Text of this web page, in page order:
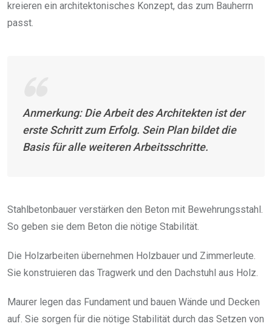
kreieren ein architektonisches Konzept, das zum Bauherrn
passt.
Anmerkung:Die Arbeit des Architekten ist der
erste Schritt zum Erfolg. Sein Plan bildet die
Basis für alle weiteren Arbeitsschritte.
Stahlbetonbauer verstärken den Beton mit Bewehrungsstahl.
So geben sie dem Beton die nötige Stabilität.
Die Holzarbeiten übernehmen Holzbauer und Zimmerleute.
Sie konstruieren das Tragwerk und den Dachstuhl aus Holz.
Maurer legen das Fundament und bauen Wände und Decken
auf. Sie sorgen für die nötige Stabilität durch das Setzen von